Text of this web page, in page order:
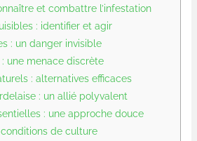
et combattre l’infestation
: identifier et agir
: un danger invisible
: une menace discrète
: alternatives efficaces
: un allié polyvalent
: une approche douce
conditions de culture